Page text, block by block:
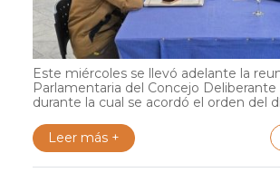
Este miércoles se llevó adelante la
Parlamentaria del Concejo Deliberante
durante la cual se acordó el orden del
Leer más +